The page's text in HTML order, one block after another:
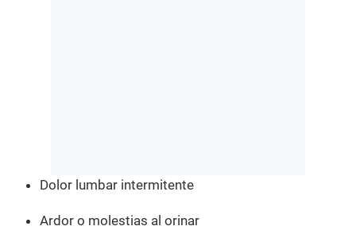
Dolor lumbar intermitente
Ardor o molestias al orinar